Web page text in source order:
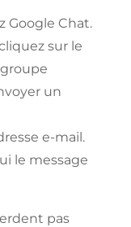
Google Chat.
sur le
un
e-mail.
le message
pas